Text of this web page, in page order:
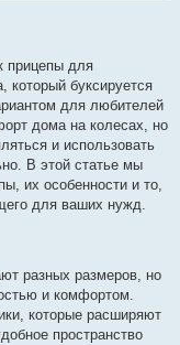
прицепы для
который буксируется
для любителей
дома на колесах, но
и использовать
В этой статье мы
их особенности и то,
для ваших нужд.
разных размеров, но
и комфортом.
которые расширяют
пространство